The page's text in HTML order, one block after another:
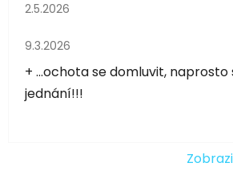
Hodnocení obchodu je 5 z 5
2.5.2026
Hodnocení obchodu je 5 z 5
9.3.2026
+ ...ochota se domluvit,
jednání!!!